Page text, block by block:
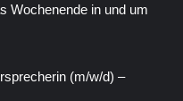
Wochenende in und um
(m/w/d) –